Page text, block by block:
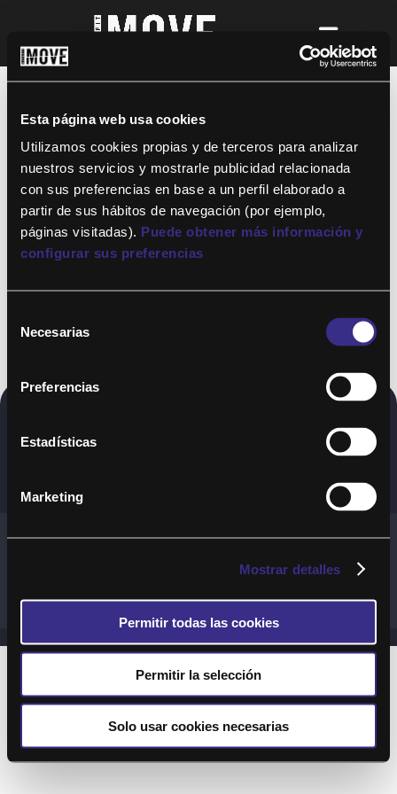
Esta página web usa cookies
Utilizamos cookies propias y de terceros para analizar
nuestros servicios y mostrarle publicidad relacionada
con sus preferencias en base a un perfil elaborado a
partir de sus hábitos de navegación (por ejemplo,
páginas visitadas). Puede obtener más información y
configurar sus preferencias
Necesarias
Preferencias
Estadísticas
Marketing
Mostrar detalles
Permitir todas las cookies
Permitir la selección
Solo usar cookies necesarias
¡Para disfrutar de ALTAFIT MOVE tienes
así podrás acceder a todos nuestros
entrenamientos y clases online donde
quieras!
Copyright © 2020. Todos los derechos
Términos y Cond. Generales de uso del Servicio
Preguntas Frecuentes